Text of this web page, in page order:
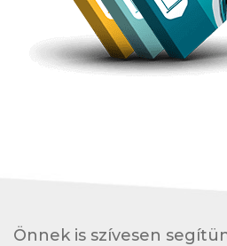
Önnek is szívesen